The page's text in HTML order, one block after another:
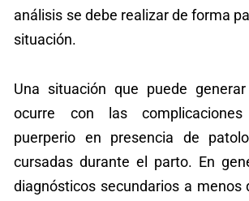
análisis se debe realizar de forma
situación.
Una situación que puede
ocurre con las
puerperio en presencia de
cursadas durante el parto. En
diagnósticos secundarios a menos